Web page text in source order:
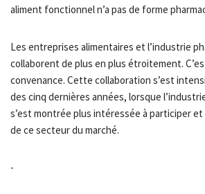
aliment fonctionnel n’a pas de forme
Les entreprises alimentaires et l’industrie
collaborent de plus en plus étroitement.
convenance. Cette collaboration s’est
des cinq dernières années, lorsque
s’est montrée plus intéressée à participer
de ce secteur du marché.
-